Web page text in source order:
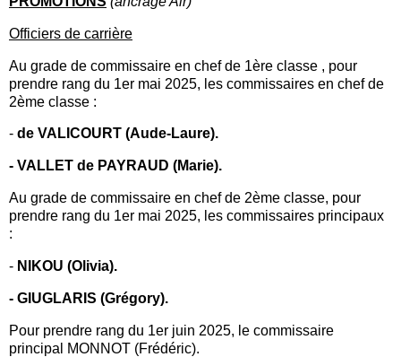
Officiers de carrière
Au grade de commissaire en chef de 1ère classe , pour
prendre rang du 1er mai 2025, les commissaires en chef de
2ème classe :
- de VALICOURT (Aude-Laure).
- VALLET de PAYRAUD (Marie).
Au grade de commissaire en chef de 2ème classe, pour
prendre rang du 1er mai 2025, les commissaires principaux
:
- NIKOU (Olivia).
- GIUGLARIS (Grégory).
Pour prendre rang du 1er juin 2025, le commissaire
principal MONNOT (Frédéric).